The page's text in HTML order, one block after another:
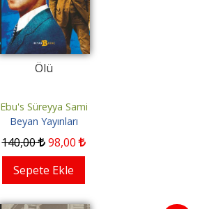
Ölü
Ebu's Süreyya Sami
Beyan Yayınları
140,00 98,00
Sepete Ekle